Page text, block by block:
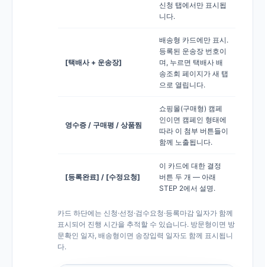
신청 탭에서만 표시됩
니다.
[택배사 + 운송장]
배송형 카드에만 표시.
등록된 운송장 번호이
며, 누르면 택배사 배
송조회 페이지가 새 탭
으로 열립니다.
영수증 / 구매평 / 상품찜
쇼핑몰(구매형) 캠페
인이면 캠페인 형태에
따라 이 첨부 버튼들이
함께 노출됩니다.
[등록완료] / [수정요청]
이 카드에 대한 결정
버튼 두 개 — 아래
STEP 2에서 설명.
카드 하단에는 신청·선정·검수요청·등록마감 일자가 함께
표시되어 진행 시간을 추적할 수 있습니다. 방문형이면 방
문확인 일자, 배송형이면 송장입력 일자도 함께 표시됩니
다.